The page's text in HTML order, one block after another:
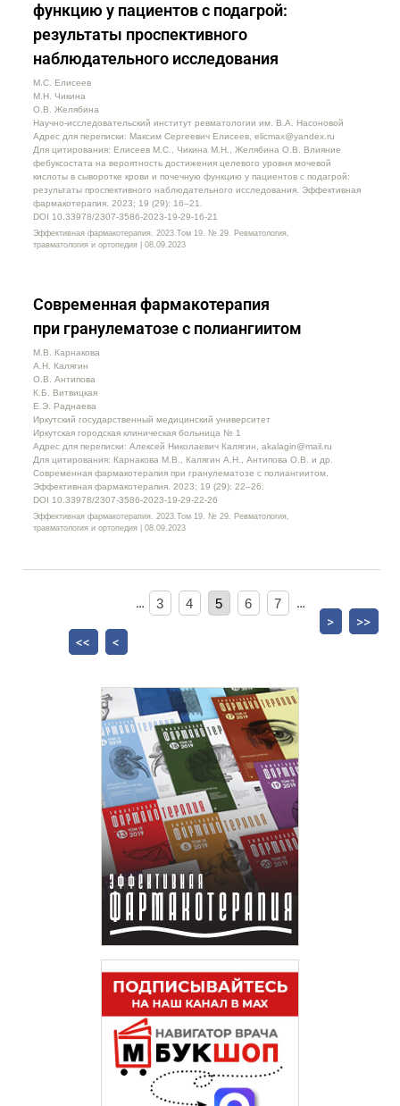
функцию у пациентов с подагрой:
результаты проспективного
наблюдательного исследования
М.С. Елисеев
М.Н. Чикина
О.В. Желябина
Научно-исследовательский институт ревматологии им. В.А. Насоновой
Адрес для переписки: Максим Сергеевич Елисеев, elicmax@yandex.ru
Для цитирования: Елисеев М.С., Чикина М.Н., Желябина О.В. Влияние
фебуксостата на вероятность достижения целевого уровня мочевой
кислоты в сыворотке крови и почечную функцию у пациентов с подагрой:
результаты проспективного наблюдательного исследования. Эффективная
фармакотерапия. 2023; 19 (29): 16–21.
DOI 10.33978/2307-3586-2023-19-29-16-21
Эффективная фармакотерапия. 2023.Том 19. № 29. Ревматология,
травматология и ортопедия | 08.09.2023
Современная фармакотерапия
при гранулематозе с полиангиитом
М.В. Карнакова
А.Н. Калягин
О.В. Антипова
К.Б. Витвицкая
Е.Э. Раднаева
Иркутский государственный медицинский университет
Иркутская городская клиническая больница № 1
Адрес для переписки: Алексей Николаевич Калягин, akalagin@mail.ru
Для цитирования: Карнакова М.В., Калягин А.Н., Антипова О.В. и др.
Современная фармакотерапия при гранулематозе с полиангиитом.
Эффективная фармакотерапия. 2023; 19 (29): 22–26.
DOI 10.33978/2307-3586-2023-19-29-22-26
Эффективная фармакотерапия. 2023.Том 19. № 29. Ревматология,
травматология и ортопедия | 08.09.2023
<< <
… 3 4 5 6 7
…
>
>>